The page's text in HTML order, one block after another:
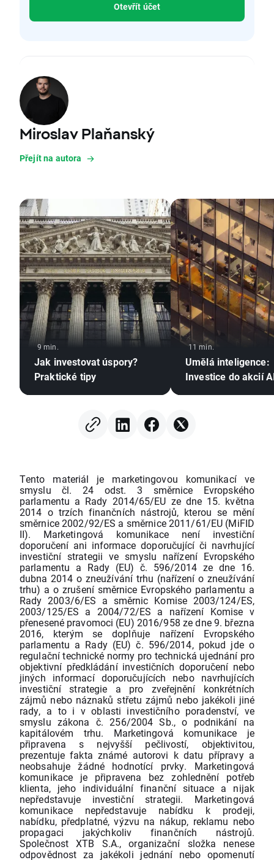
Otevřít účet
Miroslav Plaňanský
Přejít na autora
9 min.
Jak investovat úspory?
Praktické tipy
11 min.
Umělá inteligence:
Investice do akcií
Tento materiál je marketingovou komunikací ve
smyslu čl. 24 odst. 3 směrnice Evropského
parlamentu a Rady 2014/65/EU ze dne 15. května
2014 o trzích finančních nástrojů, kterou se mění
směrnice 2002/92/ES a směrnice 2011/61/EU (MiFID
II). Marketingová komunikace není investiční
doporučení ani informace doporučující či navrhující
investiční strategii ve smyslu nařízení Evropského
parlamentu a Rady (EU) č. 596/2014 ze dne 16.
dubna 2014 o zneužívání trhu (nařízení o zneužívání
trhu) a o zrušení směrnice Evropského parlamentu a
Rady 2003/6/ES a směrnic Komise 2003/124/ES,
2003/125/ES a 2004/72/ES a nařízení Komise v
přenesené pravomoci (EU) 2016/958 ze dne 9. března
2016, kterým se doplňuje nařízení Evropského
parlamentu a Rady (EU) č. 596/2014, pokud jde o
regulační technické normy pro technická ujednání pro
objektivní předkládání investičních doporučení nebo
jiných informací doporučujících nebo navrhujících
investiční strategie a pro zveřejnění konkrétních
zájmů nebo náznaků střetu zájmů nebo jakékoli jiné
rady, a to i v oblasti investičního poradenství, ve
smyslu zákona č. 256/2004 Sb., o podnikání na
kapitálovém trhu. Marketingová komunikace je
připravena s nejvyšší pečlivostí, objektivitou,
prezentuje fakta známé autorovi k datu přípravy a
neobsahuje žádné hodnotící prvky. Marketingová
komunikace je připravena bez zohlednění potřeb
klienta, jeho individuální finanční situace a nijak
nepředstavuje investiční strategii. Marketingová
komunikace nepředstavuje nabídku k prodeji,
nabídku, předplatné, výzvu na nákup, reklamu nebo
propagaci jakýchkoliv finančních nástrojů.
Společnost XTB S.A., organizační složka nenese
odpovědnost za jakékoli jednání nebo opomenutí